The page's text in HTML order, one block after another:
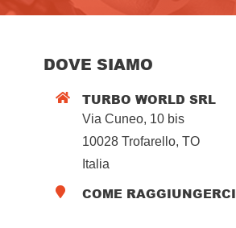
DOVE SIAMO
 TURBO WORLD SRL
Via Cuneo, 10 bis
10028 Trofarello, TO
Italia
 COME RAGGIUNGERCI